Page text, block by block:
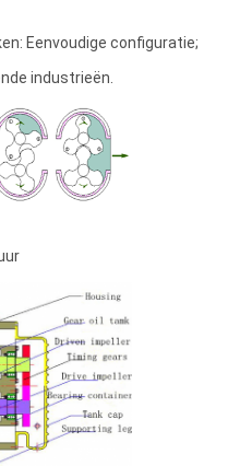
Eenvoudige configuratie;
industrieën.